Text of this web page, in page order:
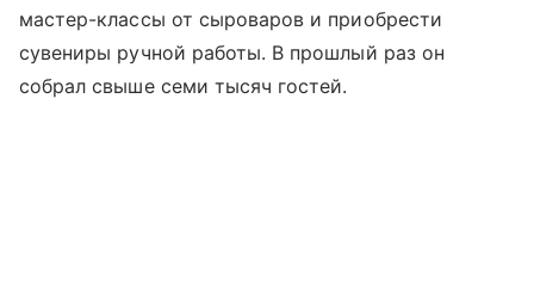
мастер-классы от сыроваров и приобрести
сувениры ручной работы. В прошлый раз он
собрал свыше семи тысяч гостей.